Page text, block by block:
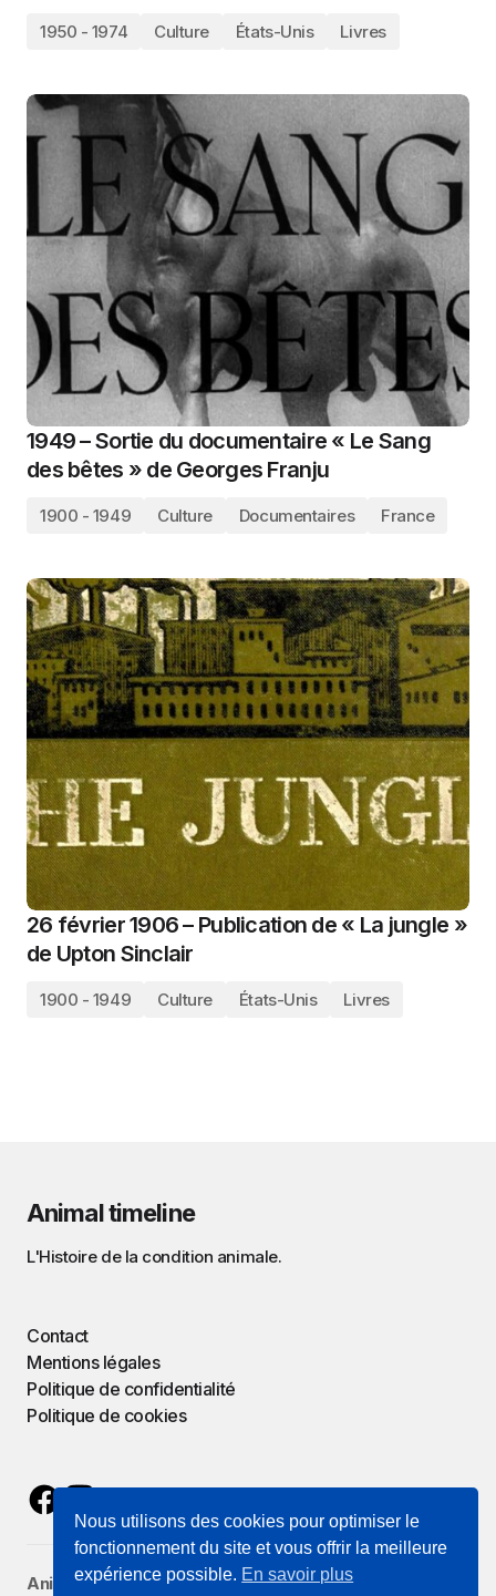
1950 - 1974 Culture États-Unis Livres
1949 – Sortie du documentaire « Le Sang
des bêtes » de Georges Franju
1900 - 1949 Culture Documentaires France
26 février 1906 – Publication de « La jungle »
de Upton Sinclair
1900 - 1949 Culture États-Unis Livres
Animal timeline
L'Histoire de la condition animale.
Contact
Mentions légales
Politique de confidentialité
Politique de cookies
Animal Timelineest porté parZoographie, une
Nous utilisons des cookies pour optimiser le
fonctionnement du site et vous offrir la meilleure
expérience possible. En savoir plus